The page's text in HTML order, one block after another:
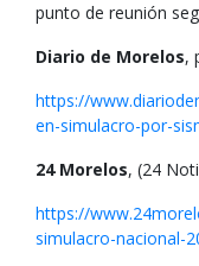
punto de reunión
Diario de Morelos,
https://
en-simulacro-por-
24 Morelos, (24
https://
simulacro-nacional-